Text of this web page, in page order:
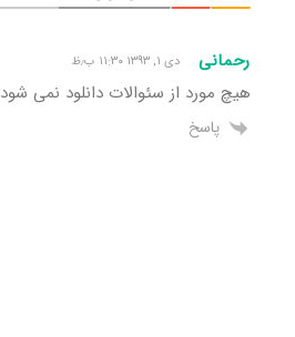
رحمانی دی ۱, ۱۳۹۳ ۱۱:۳۰ ب٫ظ
هیچ مورد از سئوالات دانلود نمی شود
پاسخ